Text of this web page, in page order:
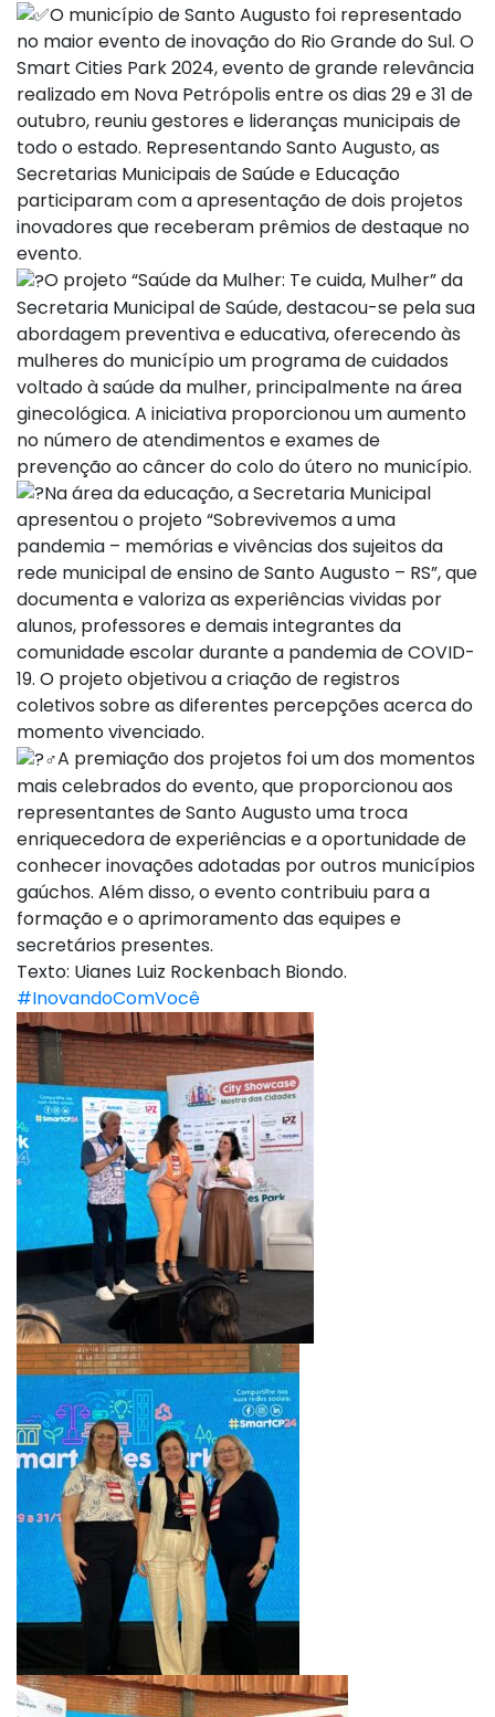
O município de Santo Augusto foi representado
no maior evento de inovação do Rio Grande do Sul. O
Smart Cities Park 2024, evento de grande relevância
realizado em Nova Petrópolis entre os dias 29 e 31 de
outubro, reuniu gestores e lideranças municipais de
todo o estado. Representando Santo Augusto, as
Secretarias Municipais de Saúde e Educação
participaram com a apresentação de dois projetos
inovadores que receberam prêmios de destaque no
evento.
O projeto “Saúde da Mulher: Te cuida, Mulher” da
Secretaria Municipal de Saúde, destacou-se pela sua
abordagem preventiva e educativa, oferecendo às
mulheres do município um programa de cuidados
voltado à saúde da mulher, principalmente na área
ginecológica. A iniciativa proporcionou um aumento
no número de atendimentos e exames de
prevenção ao câncer do colo do útero no município.
Na área da educação, a Secretaria Municipal
apresentou o projeto “Sobrevivemos a uma
pandemia – memórias e vivências dos sujeitos da
rede municipal de ensino de Santo Augusto – RS”, que
documenta e valoriza as experiências vividas por
alunos, professores e demais integrantes da
comunidade escolar durante a pandemia de COVID-
19. O projeto objetivou a criação de registros
coletivos sobre as diferentes percepções acerca do
momento vivenciado.
A premiação dos projetos foi um dos momentos
mais celebrados do evento, que proporcionou aos
representantes de Santo Augusto uma troca
enriquecedora de experiências e a oportunidade de
conhecer inovações adotadas por outros municípios
gaúchos. Além disso, o evento contribuiu para a
formação e o aprimoramento das equipes e
secretários presentes.
Texto: Uianes Luiz Rockenbach Biondo.
#InovandoComVocê